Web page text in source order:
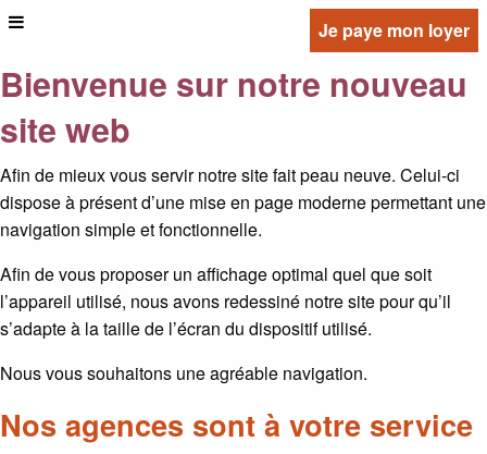
Je paye mon loyer
Bienvenue sur notre nouveau
site web
Afin de mieux vous servir notre site fait peau neuve. Celui-ci
dispose à présent d’une mise en page moderne permettant une
navigation simple et fonctionnelle.
Afin de vous proposer un affichage optimal quel que soit
l’appareil utilisé, nous avons redessiné notre site pour qu’il
s’adapte à la taille de l’écran du dispositif utilisé.
Nous vous souhaitons une agréable navigation.
Nos agences sont à votre service